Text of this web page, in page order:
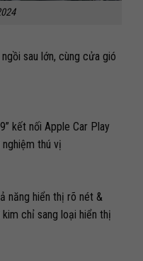
sau lớn, cùng cửa gió
kết nối Apple Car Play
thú vị
năng hiển thị rõ nét &
chỉ sang loại hiển thị